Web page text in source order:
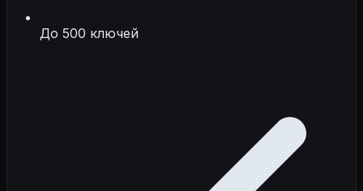
До 500 ключей